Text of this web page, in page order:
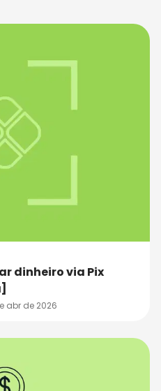
dinheiro via Pix
abr de 2026